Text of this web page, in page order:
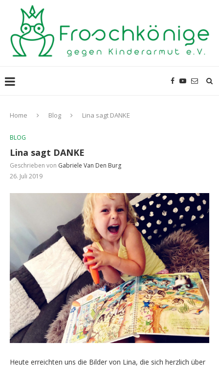
Home Blog Lina sagt DANKE
BLOG
Lina sagt DANKE
Geschrieben von Gabriele Van Den Burg
26. Juli 2019
Heute erreichten uns die Bilder von Lina, die sich herzlich über